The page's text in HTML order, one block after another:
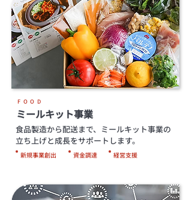
食品製造から配送まで、ミールキット事業の
立ち上げと成長をサポートします。
FOOD
ミールキット事業
新規事業創出 資金調達 経営支援